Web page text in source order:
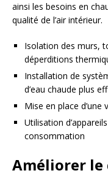
ainsi les besoins en
qualité de l’air intérieur.
Isolation des murs,
déperditions
Installation de
d’eau chaude plus
Mise en place
Utilisation
consommation
Améliorer